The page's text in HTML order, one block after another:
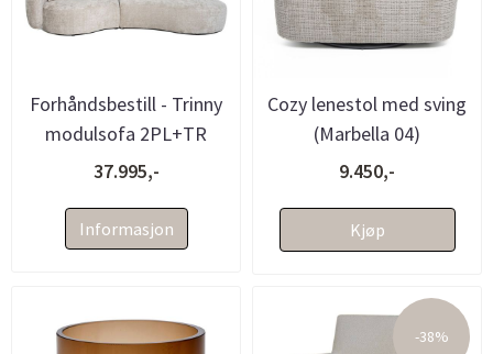
Forhåndsbestill - Trinny
modulsofa 2PL+TR
(Marbella 04 - 284x131)
37.995,-
Informasjon
Cozy lenestol med sving
(Marbella 04)
9.450,-
Kjøp
-38%